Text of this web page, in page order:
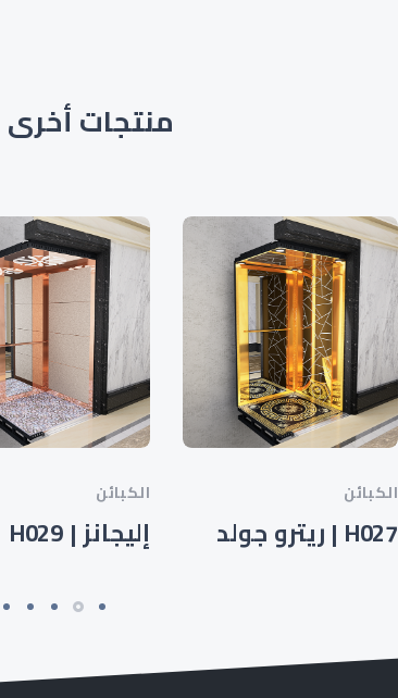
منتجات
الكبائن
H027 | ريترو جولد
الكبائن
إليجانز | H029